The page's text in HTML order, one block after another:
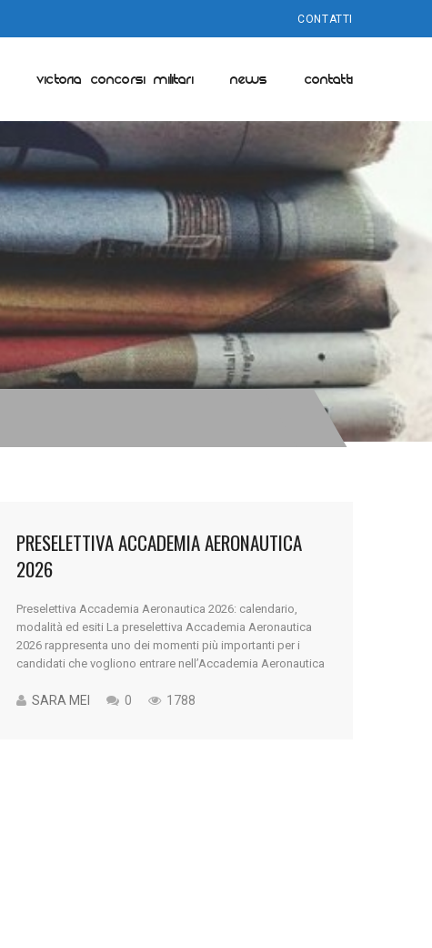
CONTATTI
VICTORIA CONCORSI MILITARI NEWS CONTATTI
PRESELETTIVA ACCADEMIA AERONAUTICA
2026
Preselettiva Accademia Aeronautica 2026: calendario,
modalità ed esiti La preselettiva Accademia Aeronautica
2026 rappresenta uno dei momenti più importanti per i
candidati che vogliono entrare nell’Accademia Aeronautica
questa prova con l’obiettivo di iniziare una carriera
SARA MEI 0 1788